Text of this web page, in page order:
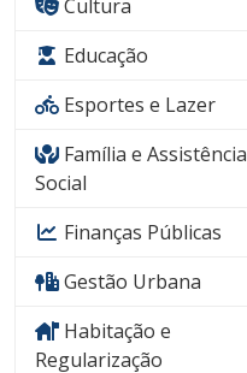
Cultura
Educação
Esportes e Lazer
Família e Assistência
Social
Finanças Públicas
Gestão Urbana
Habitação e
Regularização